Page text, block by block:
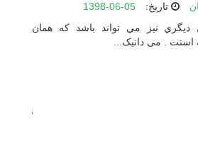
تاریخ:
1398-06-05
نيز مي تواند باشد كه همان
استت . می دانیک...